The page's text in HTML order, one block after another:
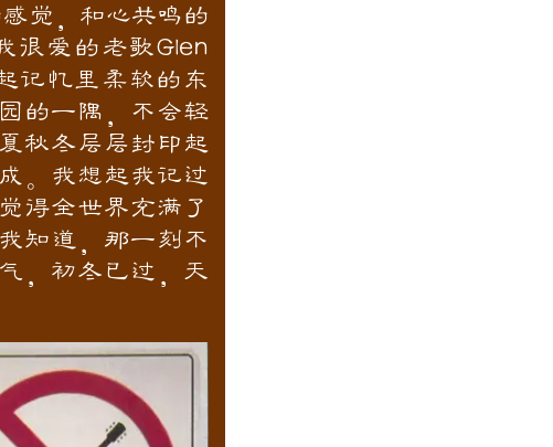
觉，和心共鸣的
很爱的老歌Glen
记忆里柔软的东
的一隅，不会轻
秋冬层层封印起
。我想起我记过
得全世界充满了
知道，那一刻不
，初冬已过，天